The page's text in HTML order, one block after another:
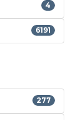
4
6191
277